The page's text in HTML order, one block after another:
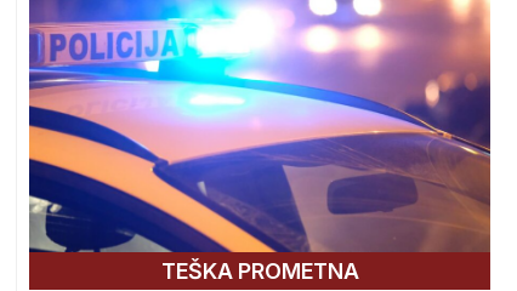
TEŠKA PROMETNA